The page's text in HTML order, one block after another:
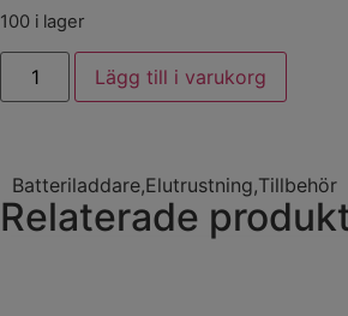
100 i lager
Lägg till i varukorg
Batteriladdare,Elutrustning,Tillbehör
Relaterade